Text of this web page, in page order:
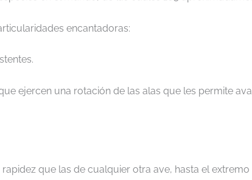
encantadoras:
ejercen una rotación de las alas que les permite
que las de cualquier otra ave, hasta el